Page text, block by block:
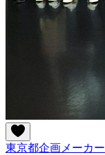
東京都企画 メーカー